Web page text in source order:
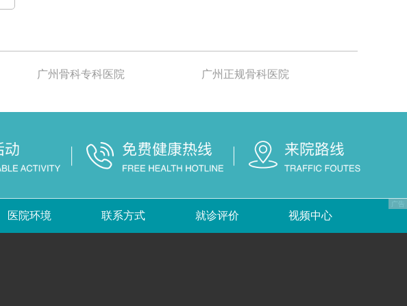
广州骨科专科医院 广州正规骨科医院
医院环境 联系方式 就诊评价 视频中心